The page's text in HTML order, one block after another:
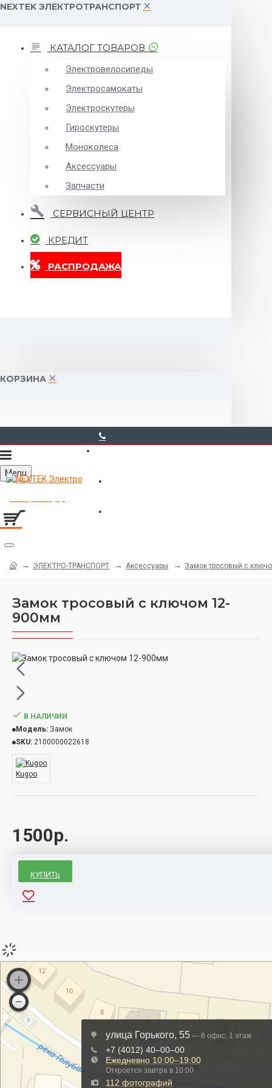
NEXTEK ЭЛЕКТРОТРАНСПОРТ
КАТАЛОГ ТОВАРОВ
Электровелосипеды
Электросамокаты
Электроскутеры
Гироскутеры
Моноколеса
Аксессуары
Запчасти
СЕРВИСНЫЙ ЦЕНТР
КРЕДИТ
РАСПРОДАЖА
КОРЗИНА
Menu
ЭЛЕКТРО-ТРАНСПОРТ Аксессуары Замок тросовый с
Замок тросовый с ключом 12-
900мм
1500р.
В НАЛИЧИИ
Модель: Замок
SKU: 2100000022618
Kugoo
КУПИТЬ
Замок